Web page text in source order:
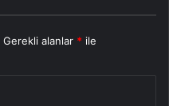
Gerekli alanlar * ile